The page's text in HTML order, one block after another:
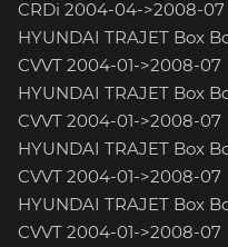
CRDi 2004-04->2008-07
HYUNDAI TRAJET Box
CVVT 2004-01->2008-07
HYUNDAI TRAJET Box
CVVT 2004-01->2008-07
HYUNDAI TRAJET Box
CVVT 2004-01->2008-07
HYUNDAI TRAJET Box
CVVT 2004-01->2008-07